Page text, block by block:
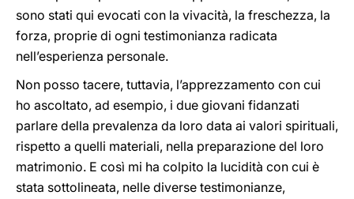
sono stati qui evocati con la vivacità, la freschezza, la
forza, proprie di ogni testimonianza radicata
nell’esperienza personale.
Non posso tacere, tuttavia, l’apprezzamento con cui
ho ascoltato, ad esempio, i due giovani fidanzati
parlare della prevalenza da loro data ai valori spirituali,
rispetto a quelli materiali, nella preparazione del loro
matrimonio. E così mi ha colpito la lucidità con cui è
stata sottolineata, nelle diverse testimonianze,